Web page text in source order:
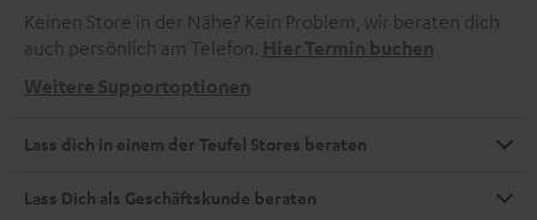
Keinen Store in der Nähe? Kein Problem, wir beraten dich
auch persönlich am Telefon. Hier Termin buchen
Weitere Supportoptionen
Lass dich in einem der Teufel Stores beraten
Lass Dich als Geschäftskunde beraten